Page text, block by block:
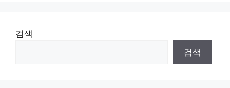
검색
검색